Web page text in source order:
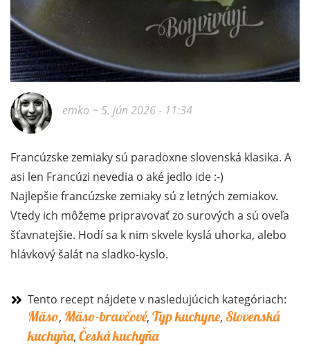
emko ~ 5. jún 2026 - 11:34
Francúzske zemiaky sú paradoxne slovenská klasika. A
asi len Francúzi nevedia o aké jedlo ide :-)
Najlepšie francúzske zemiaky sú z letných zemiakov.
Vtedy ich môžeme pripravovať zo surových a sú oveľa
šťavnatejšie. Hodí sa k nim skvele kyslá uhorka, alebo
hlávkový šalát na sladko-kyslo.
Tento recept nájdete v nasledujúcich kategóriach:
Mäso, Mäso-bravčové, Typ kuchyne, Slovenská
kuchyňa, Česká kuchyňa